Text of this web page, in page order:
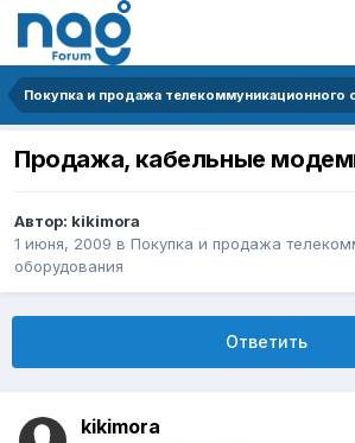
Продажа, кабельные
Автор: kikimora
1 июня, 2009 в Покупка и продажа
оборудования
Ответить
kikimora